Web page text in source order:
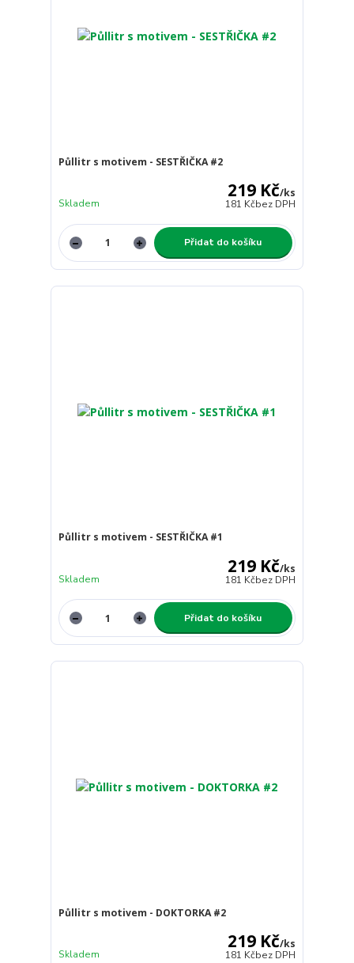
Půllitr s motivem - SESTŘIČKA #2
219 Kč/ks
181 Kčbez DPH
Skladem
Přidat do košíku
Půllitr s motivem - SESTŘIČKA #1
219 Kč/ks
181 Kčbez DPH
Skladem
Přidat do košíku
Půllitr s motivem - DOKTORKA #2
219 Kč/ks
181 Kčbez DPH
Skladem